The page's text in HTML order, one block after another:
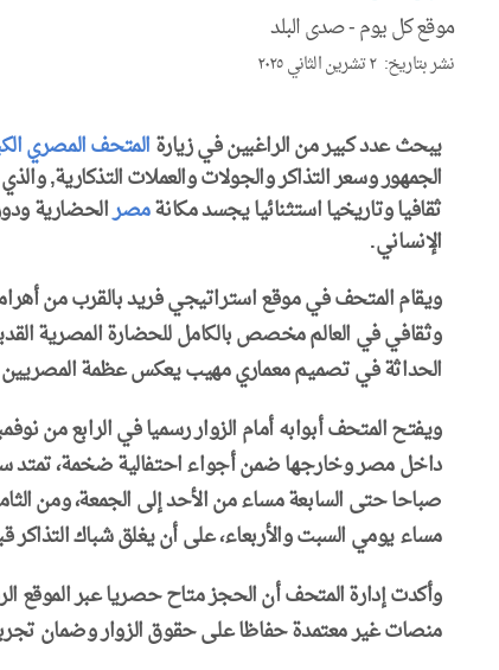
موقع كل يوم -صدى البلد
نشر بتاريخ: ٢ تشرين الثاني ٢٠٢٥
يبحث عدد كبير من الراغبين في زيارةالمتحف المصري
الجمهور وسعر التذاكر والجولات والعملات التذكارية,
ثقافيا وتاريخيا استثنائيا يجسد مكانةمصرالحضارية
الإنساني.
ويقام المتحف في موقع استراتيجي فريد بالقرب من
وثقافي في العالم مخصص بالكامل للحضارة المصرية
الحداثة في تصميم معماري مهيب يعكس عظمة المصريين
ويفتح المتحف أبوابه أمام الزوار رسميا في الرابع من
داخل مصر وخارجها ضمن أجواء احتفالية ضخمة، تمتد
صباحا حتى السابعة مساء من الأحد إلى الجمعة، ومن
مساء يومي السبت والأربعاء، على أن يغلق شباك
وأكدت إدارة المتحف أن الحجز متاح حصريا عبر الموقع
منصات غير معتمدة حفاظا على حقوق الزوار وضمان